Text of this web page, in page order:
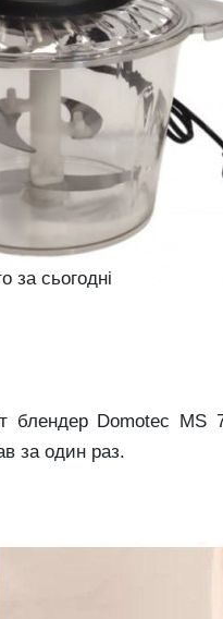
за сьогодні
блендер Domotec MS
за один раз.